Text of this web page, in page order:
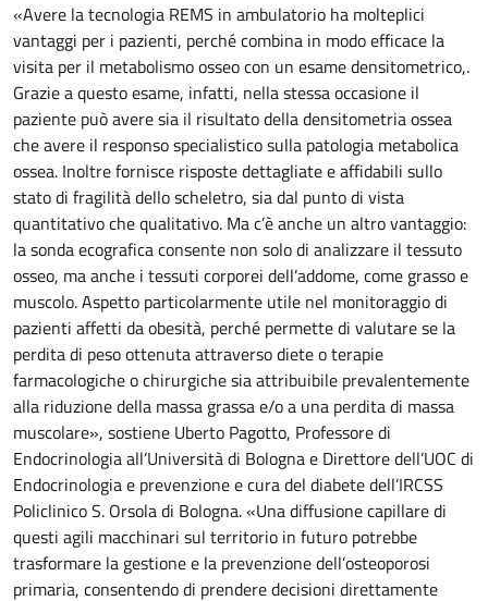
«Avere la tecnologia REMS in ambulatorio ha molteplici
vantaggi per i pazienti, perché combina in modo efficace la
visita per il metabolismo osseo con un esame densitometrico,.
Grazie a questo esame, infatti, nella stessa occasione il
paziente può avere sia il risultato della densitometria ossea
che avere il responso specialistico sulla patologia metabolica
ossea. Inoltre fornisce risposte dettagliate e affidabili sullo
stato di fragilità dello scheletro, sia dal punto di vista
quantitativo che qualitativo. Ma c’è anche un altro vantaggio:
la sonda ecografica consente non solo di analizzare il tessuto
osseo, ma anche i tessuti corporei dell’addome, come grasso e
muscolo. Aspetto particolarmente utile nel monitoraggio di
pazienti affetti da obesità, perché permette di valutare se la
perdita di peso ottenuta attraverso diete o terapie
farmacologiche o chirurgiche sia attribuibile prevalentemente
alla riduzione della massa grassa e/o a una perdita di massa
muscolare», sostiene Uberto Pagotto, Professore di
Endocrinologia all’Università di Bologna e Direttore dell’UOC di
Endocrinologia e prevenzione e cura del diabete dell’IRCSS
Policlinico S. Orsola di Bologna. «Una diffusione capillare di
questi agili macchinari sul territorio in futuro potrebbe
trasformare la gestione e la prevenzione dell’osteoporosi
primaria, consentendo di prendere decisioni direttamente